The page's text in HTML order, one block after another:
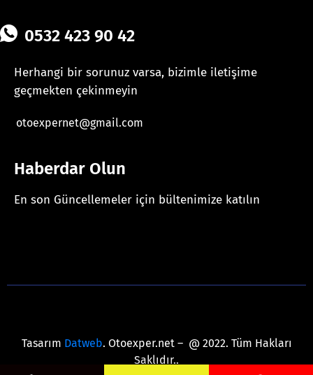
0532 423 90 42
Herhangi bir sorunuz varsa, bizimle iletişime
geçmekten çekinmeyin
otoexpernet@gmail.com
Haberdar Olun
En son Güncellemeler için bültenimize katılın
Tasarım Datweb. Otoexper.net – @ 2022. Tüm Hakları
Saklıdır..